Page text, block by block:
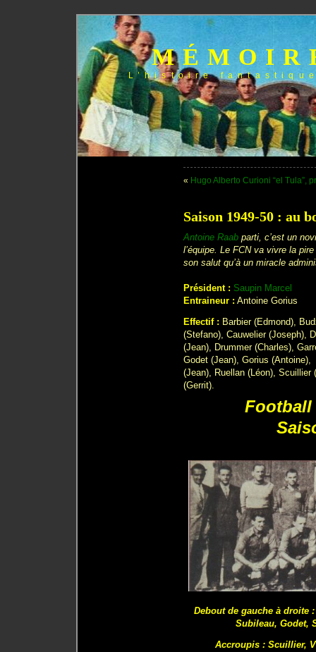
L’histoire
« Hugo Alberto Curioni “el Tula”,
Saison 1949-50 : au
Antoine Raab parti, c’est un
l’équipe. Le FCN va vivre la
son salut qu’à un miracle
Président : Saupin Marcel
Entraineur : Antoine Gorius
Effectif : Barbier (Edmond),
(Stefano), Cauwelier (Joseph),
(Jean), Drummer (Charles),
Godet (Jean), Gorius
(Jean), Ruellan (Léon),
(Gerrit).
Football
Debout de gauche à droite
Subileau, Godet,
Accroupis : Scuillier,